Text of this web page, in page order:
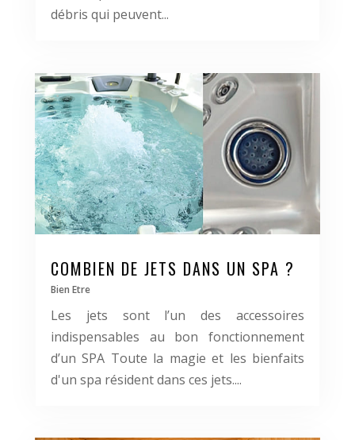
débris qui peuvent...
COMBIEN DE JETS DANS UN SPA ?
Bien Etre
Les jets sont l’un des accessoires
indispensables au bon fonctionnement
d’un SPA Toute la magie et les bienfaits
d'un spa résident dans ces jets....